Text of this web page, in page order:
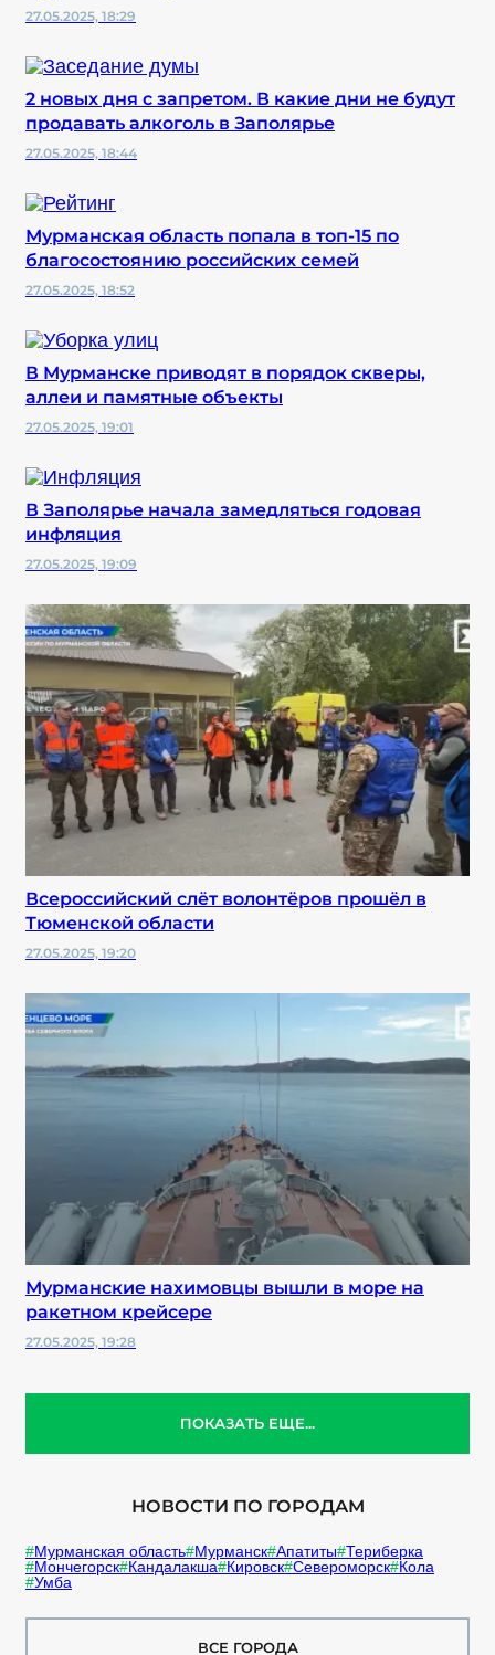
27.05.2025, 18:29
2 новых дня с запретом. В какие дни не будут
продавать алкоголь в Заполярье
27.05.2025, 18:44
Мурманская область попала в топ-15 по
благосостоянию российских семей
27.05.2025, 18:52
В Мурманске приводят в порядок скверы,
аллеи и памятные объекты
27.05.2025, 19:01
В Заполярье начала замедляться годовая
инфляция
27.05.2025, 19:09
Всероссийский слёт волонтёров прошёл в
Тюменской области
27.05.2025, 19:20
Мурманские нахимовцы вышли в море на
ракетном крейсере
27.05.2025, 19:28
ПОКАЗАТЬ ЕЩЕ...
НОВОСТИ ПО ГОРОДАМ
Мурманская область Мурманск Апатиты Териберка
Мончегорск Кандалакша Кировск Североморск Кола
Умба
ВСЕ ГОРОДА